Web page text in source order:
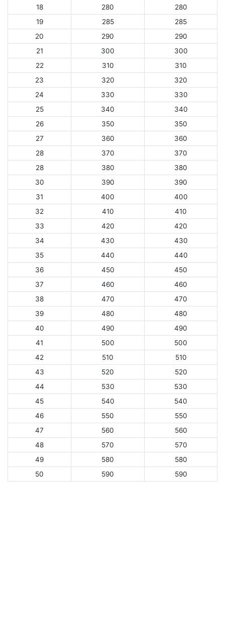
18 280
280
19
285
285
20
290
290
21
300
300
22
310
310
23
320
320
24
330
330
25
340
340
26
350
350
27
360
360
28
370
370
28
380
380
30
390
390
31
400
400
32
410
410
33
420
420
34
430
430
35
440
440
36
450
450
37
460
460
38
470
470
39
480
480
40
490
490
41
500
500
42
510
510
43
520
520
44
530
530
45
540
540
46
550
550
47
560
560
48
570
570
49
580
580
50
590 590